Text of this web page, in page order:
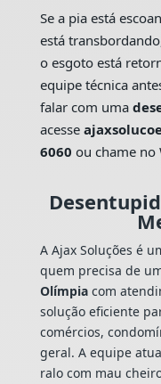
Se a pia está
está
o esgoto está
equipe técnica
falar com uma
acesse
6060 ou chame no
A Ajax Soluções é
quem precisa de
Olímpiacom
solução eficiente
comércios,
geral. A equipe
ralo com mau